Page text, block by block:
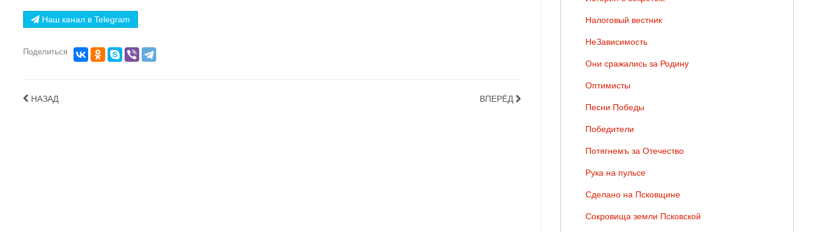
Наш канал в Telegram
Поделиться
НАЗАД ВПЕРЁД
Налоговый вестник
НеЗависимость
Они сражались за Родину
Оптимисты
Песни Победы
Победители
Потягнемъ за Отечество
Рука на пульсе
Сделано на Псковщине
Сокровища земли Псковской